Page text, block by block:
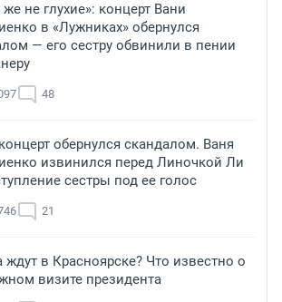
не глухие»: концерт Вани
в «Лужниках» обернулся
— его сестру обвинили в пении
48
обернулся скандалом. Ваня
извинился перед Линочкой Ли
сестры под ее голос
21
ждут в Красноярске? Что известно о
визите президента